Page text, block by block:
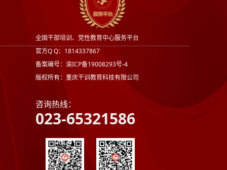
全国干部培训、党性教育中心服务平台
官方Q Q：1814337867
备案编号：渝ICP备19008293号-4
版权所有：重庆干训教育科技有限公司
咨询热线：
023-65321586